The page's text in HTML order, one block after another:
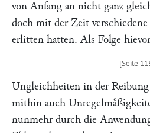
von Anfang an nicht ganz
doch mit der Zeit
erlitten hatten. Als Folge
Ungleichheiten in der
mithin auch
nunmehr durch die